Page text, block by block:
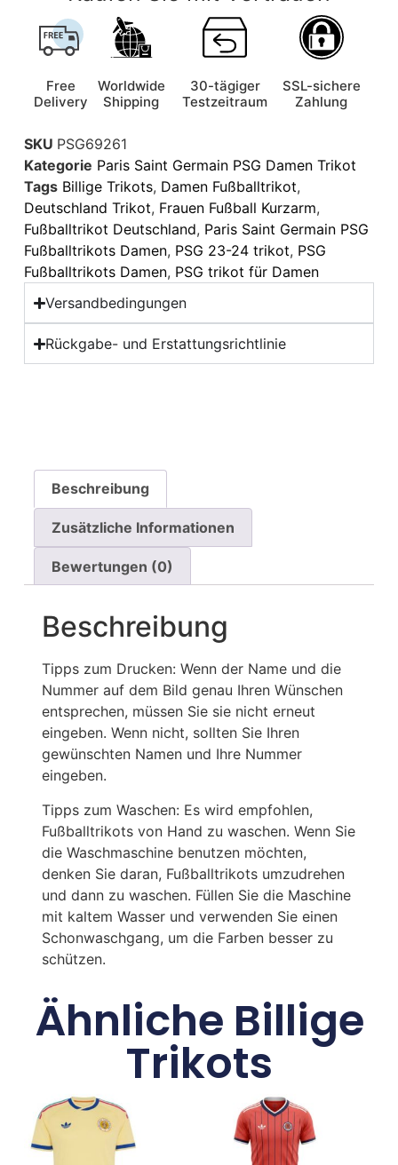
Free
Delivery
Worldwide
Shipping
30-tägiger
Testzeitraum
SSL-sichere
Zahlung
SKU PSG69261
Kategorie Paris Saint Germain PSG Damen Trikot
Tags Billige Trikots, Damen Fußballtrikot,
Deutschland Trikot, Frauen Fußball Kurzarm,
Fußballtrikot Deutschland, Paris Saint Germain PSG
Fußballtrikots Damen, PSG 23-24 trikot, PSG
Fußballtrikots Damen, PSG trikot für Damen
Versandbedingungen
Rückgabe- und Erstattungsrichtlinie
Beschreibung
Zusätzliche Informationen
Bewertungen (0)
Beschreibung
Tipps zum Drucken: Wenn der Name und die
Nummer auf dem Bild genau Ihren Wünschen
entsprechen, müssen Sie sie nicht erneut
eingeben. Wenn nicht, sollten Sie Ihren
gewünschten Namen und Ihre Nummer
eingeben.
Tipps zum Waschen: Es wird empfohlen,
Fußballtrikots von Hand zu waschen. Wenn Sie
die Waschmaschine benutzen möchten,
denken Sie daran, Fußballtrikots umzudrehen
und dann zu waschen. Füllen Sie die Maschine
mit kaltem Wasser und verwenden Sie einen
Schonwaschgang, um die Farben besser zu
schützen.
Ähnliche Billige
Trikots